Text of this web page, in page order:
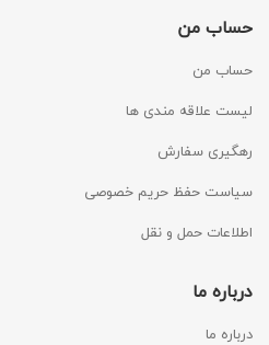
حساب من
حساب من
لیست علاقه مندی ها
رهگیری سفارش
سیاست حفظ حریم خصوصی
اطلاعات حمل و نقل
درباره ما
درباره ما